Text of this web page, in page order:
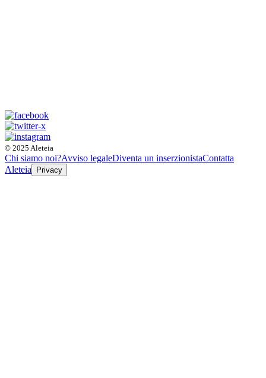
© 2025 Aleteia
Chi siamo noi?Avviso legaleDiventa un inserzionistaContatta
Aleteia
Privacy